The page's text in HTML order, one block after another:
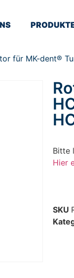
für MK-dent®
Bitte
Hier
SKU